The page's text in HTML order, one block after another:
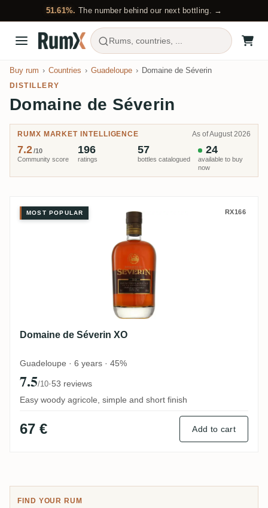
51.61%. The number behind our next bottling. →
Rums, countries, ...
Buy rum Countries Guadeloupe Domaine de Séverin
DISTILLERY
Domaine de Séverin
RUMX MARKET INTELLIGENCE As of August 2026
Community score
7.2/10
ratings
196
bottles catalogued
57
available to buy
now
24
Domaine de Séverin XO
MOST POPULAR RX166
Domaine de Séverin XO
Guadeloupe · 6 years · 45%
7.5/10·53 reviews
Easy woody agricole, simple and short finish
67 € Add to cart
FIND YOUR RUM